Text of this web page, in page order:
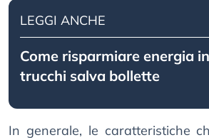
LEGGI ANCHE
Come risparmiare energia
trucchi salva bollette
In generale, le caratteristiche